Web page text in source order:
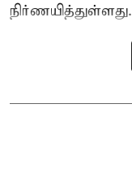
நிர்ணயித்துள்ளது.